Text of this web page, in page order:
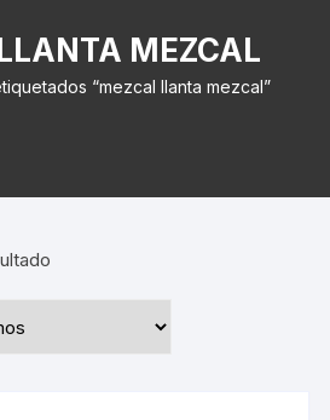
MEZCAL
“mezcal llanta mezcal”